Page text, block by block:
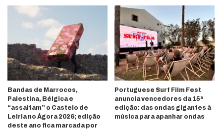
Bandas de Marrocos,
Palestina, Bélgica e
“assaltam” o Castelo de
Leiria no Ágora 2026; edição
deste ano fica marcada por
Portuguese Surf Film Fest
anuncia vencedores da 15ª
edição: das ondas gigantes à
música para apanhar ondas